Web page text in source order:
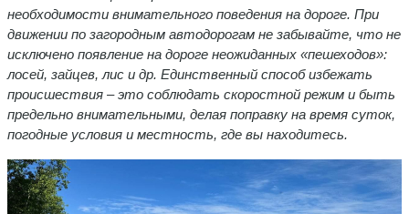
необходимости внимательного поведения на дороге. При
движении по загородным автодорогам не забывайте, что не
исключено появление на дороге неожиданных «пешеходов»:
лосей, зайцев, лис и др. Единственный способ избежать
происшествия – это соблюдать скоростной режим и быть
предельно внимательными, делая поправку на время суток,
погодные условия и местность, где вы находитесь.